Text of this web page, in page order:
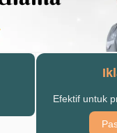
Efektif untuk